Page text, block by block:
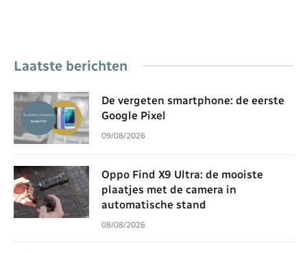
Laatste berichten
De vergeten smartphone: de eerste
Google Pixel
09/08/2026
Oppo Find X9 Ultra: de mooiste
plaatjes met de camera in
automatische stand
08/08/2026